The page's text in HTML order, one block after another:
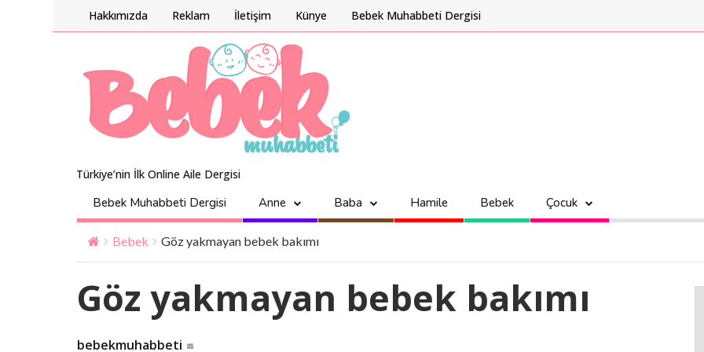
Hakkımızda Reklam İletişim Künye Bebek Muhabbeti Dergisi
Türkiye’nin İlk Online Aile Dergisi
Bebek Muhabbeti Dergisi Anne Baba Hamile Bebek Çocuk
Bebek Göz yakmayan bebek bakımı
Göz yakmayan bebek bakımı
bebekmuhabbeti